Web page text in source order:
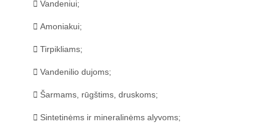
Vandeniui;
Amoniakui;
Tirpikliams;
Vandenilio dujoms;
Šarmams, rūgštims, druskoms;
Sintetinėms ir mineralinėms alyvoms;